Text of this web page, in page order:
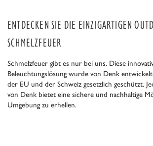
ENTDECKEN SIE DIE EINZIGARTIGEN
SCHMELZFEUER
Schmelzfeuer gibt es nur bei uns. Diese
Beleuchtungslösung wurde von Denk
der EU und der Schweiz gesetzlich geschützt.
von Denk bietet eine sichere und nachhaltige
Umgebung zu erhellen.